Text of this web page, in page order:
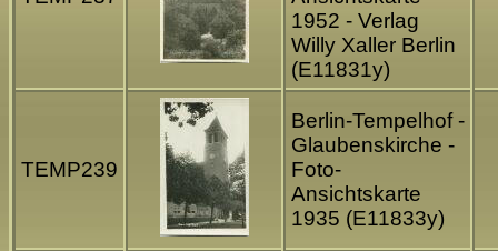
1952 - Verlag
Willy Xaller Berlin
(E11831y)
TEMP239
Berlin-Tempelhof -
Glaubenskirche -
Foto-
Ansichtskarte
1935 (E11833y)